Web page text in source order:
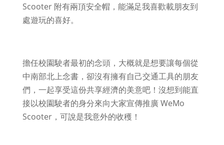
Scooter 附有兩頂安全帽，能滿足我喜歡載朋友到
處遊玩的喜好。
擔任校園駛者最初的念頭，大概就是想要讓每個從
中南部北上念書，卻沒有擁有自己交通工具的朋友
們，一起享受這份共享經濟的美意吧！沒想到能直
接以校園駛者的身分來向大家宣傳推廣 WeMo
Scooter，可說是我意外的收穫！